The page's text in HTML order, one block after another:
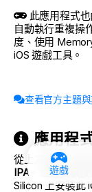
遊戲
此應用程式也
自動執行重複操
度、使用
iOS 遊戲工具。
查看官方主題
應用程
從上方連結下載
IPA。點選安裝
Silicon 上安裝此